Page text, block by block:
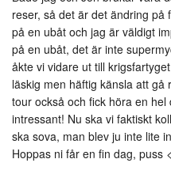
reser, så det är det ändring på
på en ubåt och jag är väldigt
på en ubåt, det är inte
åkte vi vidare ut till
läskig men häftig känsla att gå
tour också och fick höra en
intressant! Nu ska vi faktiskt
ska sova, man blev ju inte lite
Hoppas ni får en fin dag, puss